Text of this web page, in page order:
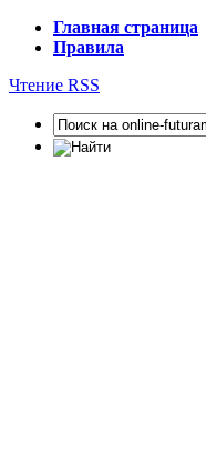
Главная страница
Правила
Чтение RSS